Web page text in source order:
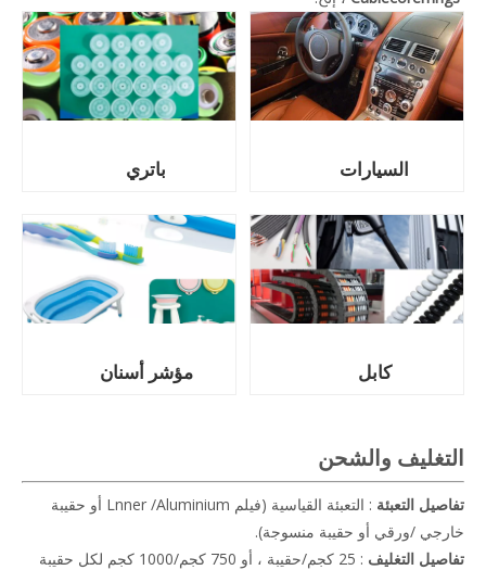
السيارات باتري
كابل مؤشر أسنان
التغليف والشحن
تفاصيل التعبئة
: التعبئة القياسية (فيلم Lnner /Aluminium أو حقيبة
خارجي /ورقي أو حقيبة منسوجة).
تفاصيل التغليف
: 25 كجم/حقيبة ، أو 750 كجم/1000 كجم لكل حقيبة